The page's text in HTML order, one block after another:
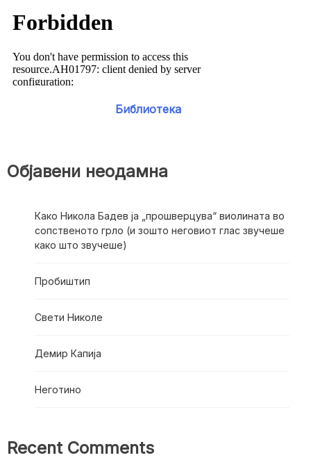
Библиотека
Објавени неодамна
Како Никола Бадев ја „прошверцува“ виолината во
сопственото грло (и зошто неговиот глас звучеше
како што звучеше)
Пробиштип
Свети Николе
Демир Капија
Неготино
Recent Comments